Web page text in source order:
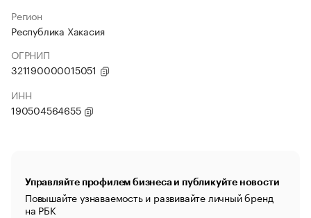
Регион
Республика Хакасия
ОГРНИП
321190000015051
ИНН
190504564655
Управляйте профилем бизнеса и публикуйте новости
Повышайте узнаваемость и развивайте личный бренд
на РБК